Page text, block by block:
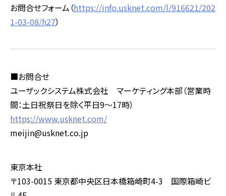
お問合せフォーム（https://info.usknet.com/l/916621/202
1-03-08/h27）
■お問合せ
ユーザックシステム株式会社 マーケティング本部（営業時
間：土日祝祭日を除く平日9～17時）
https://www.usknet.com/
meijin@usknet.co.jp
東京本社
〒103-0015 東京都中央区日本橋箱崎町4-3 国際箱崎ビ